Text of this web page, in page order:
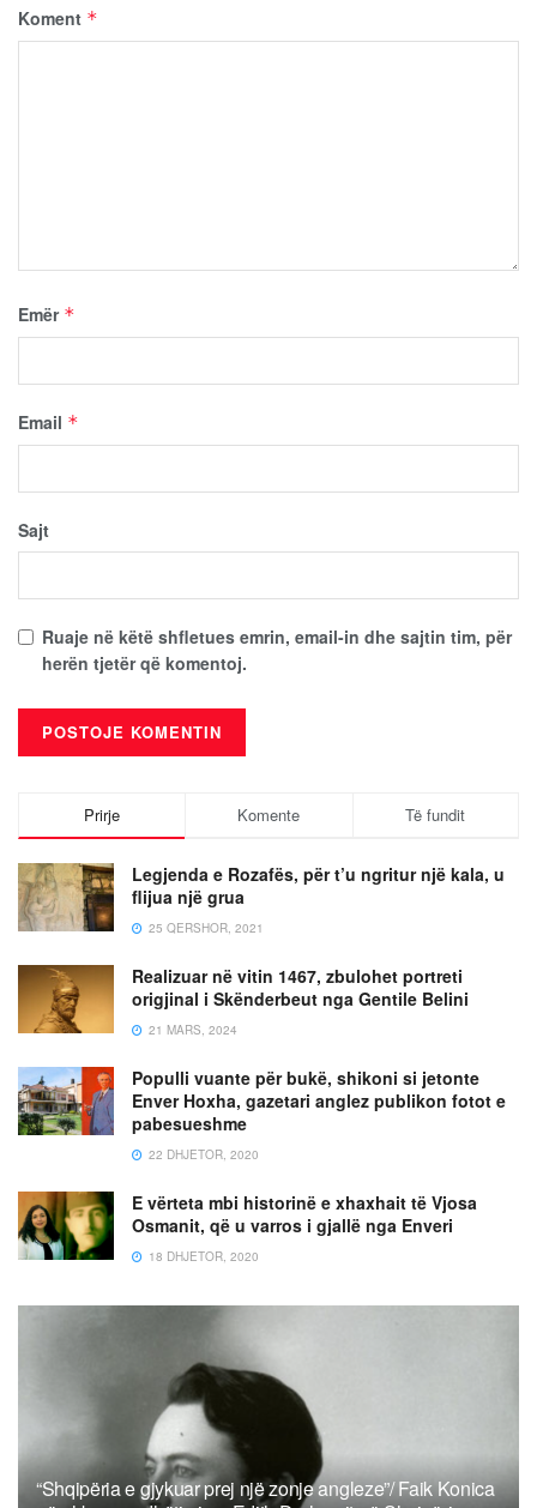
Koment *
Emër *
Email *
Sajt
Ruaje në këtë shfletues emrin, email-in dhe sajtin tim, për
herën tjetër që komentoj.
Prirje Komente Të fundit
Legjenda e Rozafës, për t’u ngritur një kala, u
flijua një grua
25 QERSHOR, 2021
Realizuar në vitin 1467, zbulohet portreti
origjinal i Skënderbeut nga Gentile Belini
21 MARS, 2024
Populli vuante për bukë, shikoni si jetonte
Enver Hoxha, gazetari anglez publikon fotot e
pabesueshme
22 DHJETOR, 2020
E vërteta mbi historinë e xhaxhait të Vjosa
Osmanit, që u varros i gjallë nga Enveri
18 DHJETOR, 2020
“Shqipëria e gjykuar prej një zonje angleze”/ Faik Konica